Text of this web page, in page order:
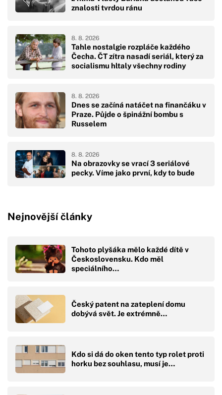
znalosti tvrdou ránu
Tahle nostalgie rozpláče každého
Čecha. ČT zítra nasadí seriál, který za
socialismu hltaly všechny rodiny
8. 8. 2026
Dnes se začíná natáčet na finančáku v
Praze. Půjde o špinážní bombu s
Russelem
8. 8. 2026
Na obrazovky se vrací 3 seriálové
pecky. Víme jako první, kdy to bude
8. 8. 2026
Nejnovější články
Tohoto plyšáka mělo každé dítě v
Československu. Kdo měl
speciálního…
Český patent na zateplení domu
dobývá svět. Je extrémně…
Kdo si dá do oken tento typ rolet proti
horku bez souhlasu, musí je…